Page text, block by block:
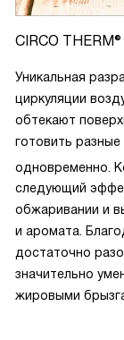
CIRCO THERM®
Уникальная
циркуляции
обтекают
готовить
одновременно.
следующий
обжаривании и
и аромата.
достаточно
значительно
жировыми